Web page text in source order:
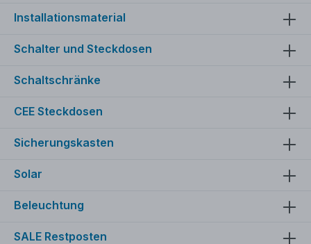
Installationsmaterial
Schalter und Steckdosen
Schaltschränke
CEE Steckdosen
Sicherungskasten
Solar
Beleuchtung
SALE Restposten